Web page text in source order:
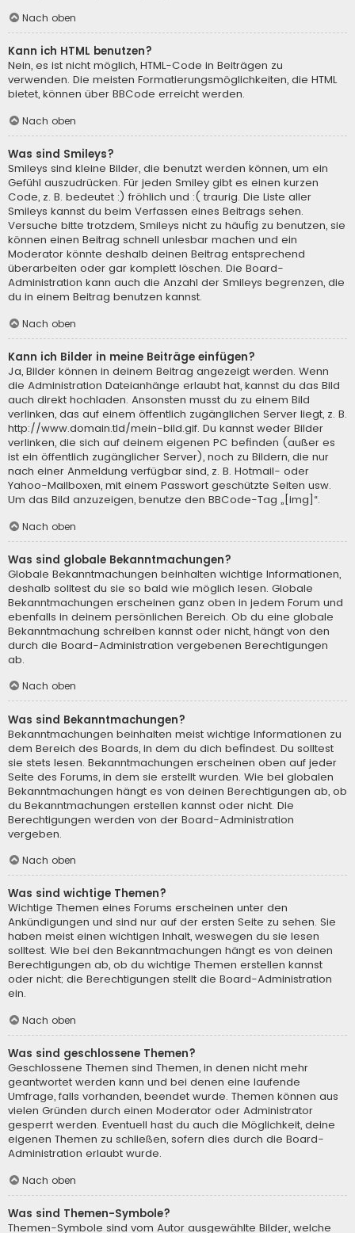
Nach oben
Kann ich HTML benutzen?
Nein, es ist nicht möglich, HTML-Code in Beiträgen zu
verwenden. Die meisten Formatierungsmöglichkeiten, die HTML
bietet, können über BBCode erreicht werden.
Nach oben
Was sind Smileys?
Smileys sind kleine Bilder, die benutzt werden können, um ein
Gefühl auszudrücken. Für jeden Smiley gibt es einen kurzen
Code, z. B. bedeutet :) fröhlich und :( traurig. Die Liste aller
Smileys kannst du beim Verfassen eines Beitrags sehen.
Versuche bitte trotzdem, Smileys nicht zu häufig zu benutzen, sie
können einen Beitrag schnell unlesbar machen und ein
Moderator könnte deshalb deinen Beitrag entsprechend
überarbeiten oder gar komplett löschen. Die Board-
Administration kann auch die Anzahl der Smileys begrenzen, die
du in einem Beitrag benutzen kannst.
Nach oben
Kann ich Bilder in meine Beiträge einfügen?
Ja, Bilder können in deinem Beitrag angezeigt werden. Wenn
die Administration Dateianhänge erlaubt hat, kannst du das Bild
auch direkt hochladen. Ansonsten musst du zu einem Bild
verlinken, das auf einem öffentlich zugänglichen Server liegt, z. B.
http://www.domain.tld/mein-bild.gif. Du kannst weder Bilder
verlinken, die sich auf deinem eigenen PC befinden (außer es
ist ein öffentlich zugänglicher Server), noch zu Bildern, die nur
nach einer Anmeldung verfügbar sind, z. B. Hotmail- oder
Yahoo-Mailboxen, mit einem Passwort geschützte Seiten usw.
Um das Bild anzuzeigen, benutze den BBCode-Tag „[img]“.
Nach oben
Was sind globale Bekanntmachungen?
Globale Bekanntmachungen beinhalten wichtige Informationen,
deshalb solltest du sie so bald wie möglich lesen. Globale
Bekanntmachungen erscheinen ganz oben in jedem Forum und
ebenfalls in deinem persönlichen Bereich. Ob du eine globale
Bekanntmachung schreiben kannst oder nicht, hängt von den
durch die Board-Administration vergebenen Berechtigungen
ab.
Nach oben
Was sind Bekanntmachungen?
Bekanntmachungen beinhalten meist wichtige Informationen zu
dem Bereich des Boards, in dem du dich befindest. Du solltest
sie stets lesen. Bekanntmachungen erscheinen oben auf jeder
Seite des Forums, in dem sie erstellt wurden. Wie bei globalen
Bekanntmachungen hängt es von deinen Berechtigungen ab, ob
du Bekanntmachungen erstellen kannst oder nicht. Die
Berechtigungen werden von der Board-Administration
vergeben.
Nach oben
Was sind wichtige Themen?
Wichtige Themen eines Forums erscheinen unter den
Ankündigungen und sind nur auf der ersten Seite zu sehen. Sie
haben meist einen wichtigen Inhalt, weswegen du sie lesen
solltest. Wie bei den Bekanntmachungen hängt es von deinen
Berechtigungen ab, ob du wichtige Themen erstellen kannst
oder nicht; die Berechtigungen stellt die Board-Administration
ein.
Nach oben
Was sind geschlossene Themen?
Geschlossene Themen sind Themen, in denen nicht mehr
geantwortet werden kann und bei denen eine laufende
Umfrage, falls vorhanden, beendet wurde. Themen können aus
vielen Gründen durch einen Moderator oder Administrator
gesperrt werden. Eventuell hast du auch die Möglichkeit, deine
eigenen Themen zu schließen, sofern dies durch die Board-
Administration erlaubt wurde.
Nach oben
Was sind Themen-Symbole?
Themen-Symbole sind vom Autor ausgewählte Bilder, welche